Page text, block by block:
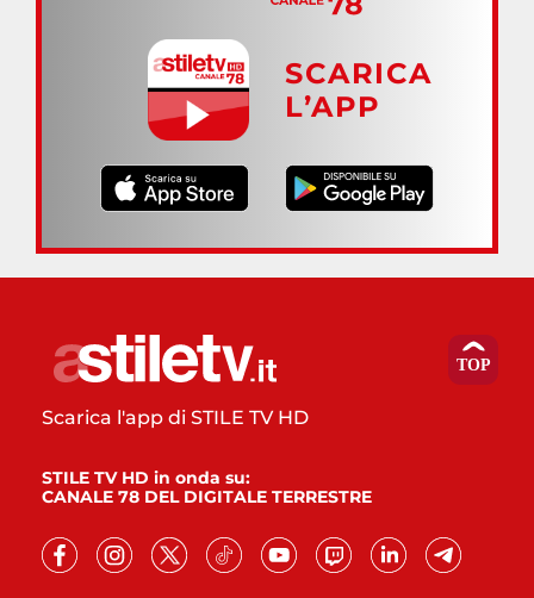
SCARICA
L’APP
Scarica l'app di STILE TV HD
STILE TV HD in onda su:
CANALE 78 DEL DIGITALE TERRESTRE